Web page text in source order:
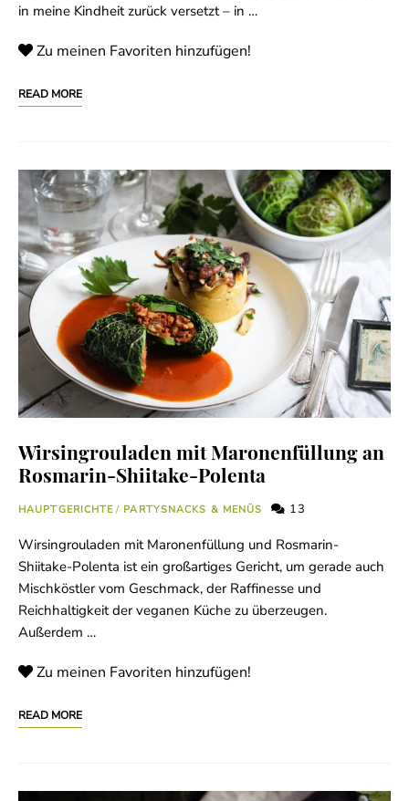
in meine Kindheit zurück versetzt – in …
Zu meinen Favoriten hinzufügen!
READ MORE
Wirsingrouladen mit Maronenfüllung an
Rosmarin-Shiitake-Polenta
HAUPTGERICHTE / PARTYSNACKS & MENÜS 13
Wirsingrouladen mit Maronenfüllung und Rosmarin-
Shiitake-Polenta ist ein großartiges Gericht, um gerade auch
Mischköstler vom Geschmack, der Raffinesse und
Reichhaltigkeit der veganen Küche zu überzeugen.
Außerdem …
Zu meinen Favoriten hinzufügen!
READ MORE